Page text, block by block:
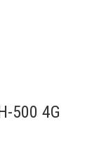
500 4G